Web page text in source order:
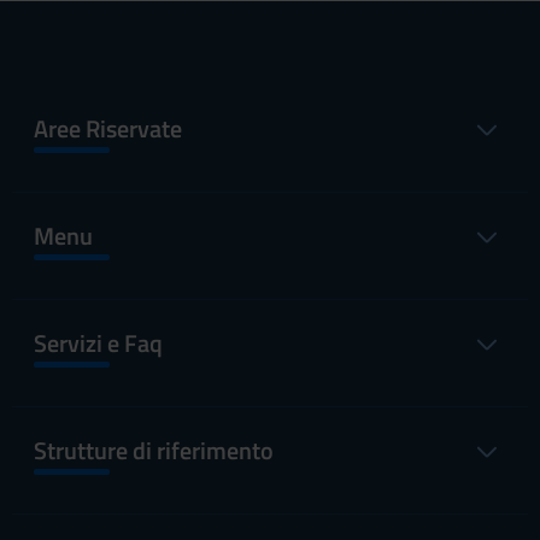
Aree Riservate
Menu
Servizi e Faq
Strutture di riferimento